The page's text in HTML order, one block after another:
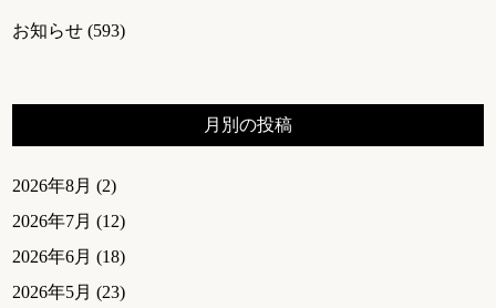
お知らせ (593)
月別の投稿
2026年8月 (2)
2026年7月 (12)
2026年6月 (18)
2026年5月 (23)